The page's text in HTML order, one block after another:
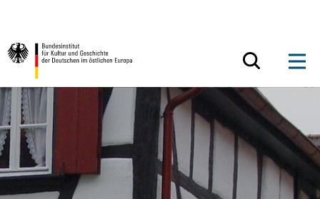
Zurück zur Startseite